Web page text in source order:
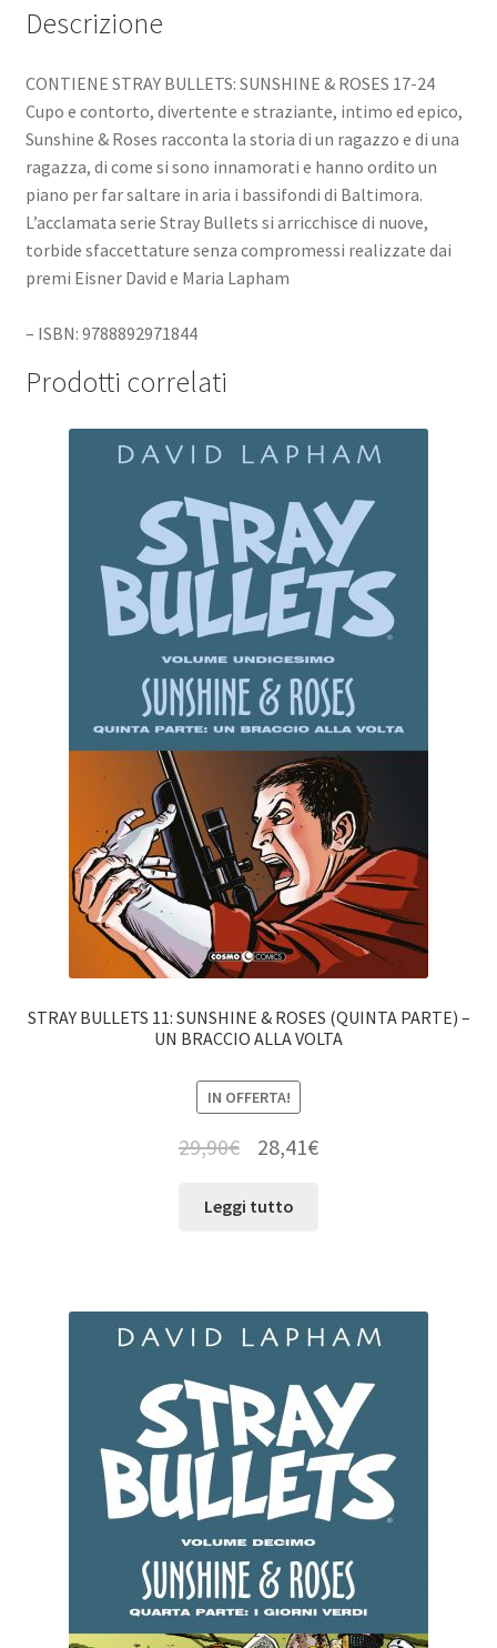
Descrizione
CONTIENE STRAY BULLETS: SUNSHINE & ROSES 17-24
Cupo e contorto, divertente e straziante, intimo ed epico,
Sunshine & Roses racconta la storia di un ragazzo e di una
ragazza, di come si sono innamorati e hanno ordito un
piano per far saltare in aria i bassifondi di Baltimora.
L’acclamata serie Stray Bullets si arricchisce di nuove,
torbide sfaccettature senza compromessi realizzate dai
premi Eisner David e Maria Lapham
– ISBN: 9788892971844
Prodotti correlati
STRAY BULLETS 11: SUNSHINE & ROSES (QUINTA PARTE) –
UN BRACCIO ALLA VOLTA
IN OFFERTA!
29,90€ 28,41€
Leggi tutto